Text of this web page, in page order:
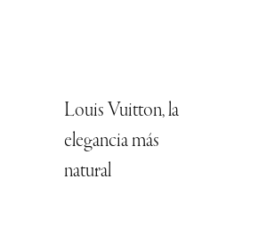
Louis Vuitton, la
elegancia más
natural